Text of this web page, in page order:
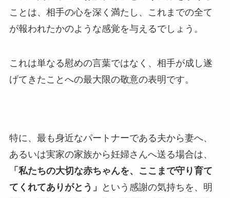
ことは、相手の心を深く満たし、これまでの全て
が報われたかのような感覚を与えるでしょう。
これは単なる慰めの言葉ではなく、相手が成し遂
げてきたことへの最大限の敬意の表明です。
特に、最も身近なパートナーである夫から妻へ、
あるいは実家の家族から妊婦さんへ送る場合は、
「私たちの大切な赤ちゃんを、ここまで守り育て
てくれてありがとう」
という感謝の気持ちを、明